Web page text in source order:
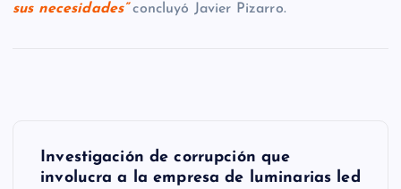
sus necesidades”concluyó Javier Pizarro.
Investigación de corrupción que
involucra a la empresa de luminarias led